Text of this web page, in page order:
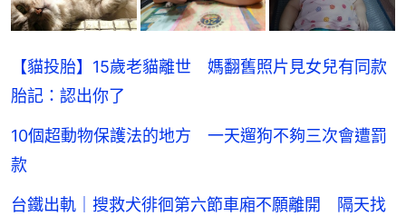
【貓投胎】15歲老貓離世 媽翻舊照片見女兒有同款
胎記：認出你了
10個超動物保護法的地方 一天遛狗不夠三次會遭罰
款
台鐵出軌｜搜救犬徘徊第六節車廂不願離開 隔天找